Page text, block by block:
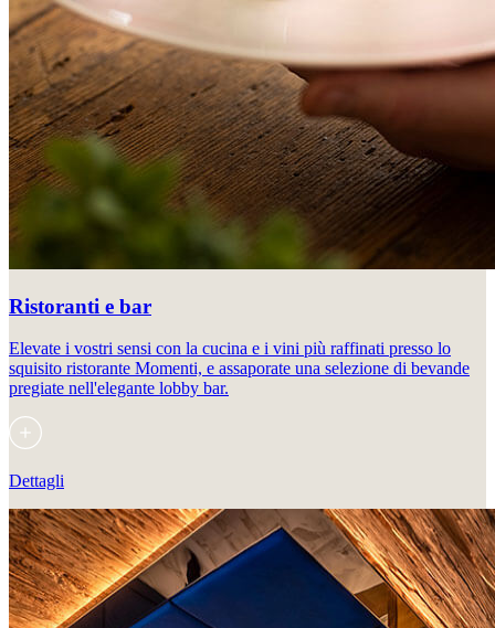
Ristoranti e bar
Elevate i vostri sensi con la cucina e i vini più raffinati presso lo
squisito ristorante Momenti, e assaporate una selezione di bevande
pregiate nell'elegante lobby bar.
Dettagli